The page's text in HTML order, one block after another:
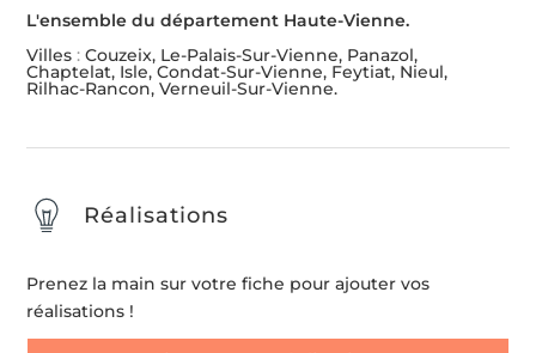
L'ensemble du département Haute-Vienne.
Villes :Couzeix, Le-Palais-Sur-Vienne, Panazol,
Chaptelat, Isle, Condat-Sur-Vienne, Feytiat, Nieul,
Rilhac-Rancon, Verneuil-Sur-Vienne.
Réalisations
Prenez la main sur votre fiche pour ajouter vos
réalisations !